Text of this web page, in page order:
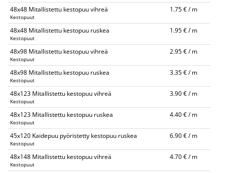
48x48 Mitallistettu kestopuu vihreä
Kestopuut
1.75 € / m
48x48 Mitallistettu kestopuu ruskea
Kestopuut
1.95 € / m
48x98 Mitallistettu kestopuu vihreä
Kestopuut
2.95 € / m
48x98 Mitallistettu kestopuu ruskea
Kestopuut
3.35 € / m
48x123 Mitallistettu kestopuu vihreä
Kestopuut
3.90 € / m
48x123 Mitallistettu kestopuu ruskea
Kestopuut
4.40 € / m
45x120 Kaidepuu pyöristetty kestopuu ruskea
Kestopuut
6.90 € / m
48x148 Mitallistettu kestopuu vihreä
Kestopuut
4.70 € / m